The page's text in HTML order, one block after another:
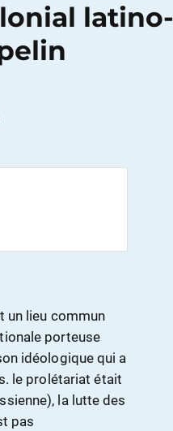
latino-
un lieu commun
porteuse
idéologique qui a
le prolétariat était
la lutte des
pas